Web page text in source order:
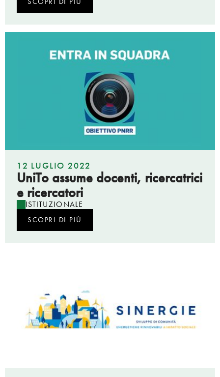
12 LUGLIO 2022
UniTo assume docenti, ricercatrici
e ricercatori
ISTITUZIONALE
SCOPRI DI PIÙ